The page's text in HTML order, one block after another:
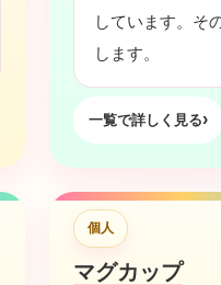
〈野
部/
お
しています。そ
します。
一覧で詳しく見る
個人
マグカップ